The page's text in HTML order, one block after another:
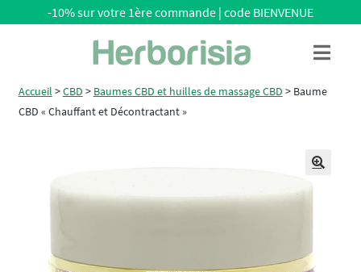
navigation
-10% sur votre 1ère commande | code BIENVENUE
Menu
Accueil >CBD > Baumes CBD et huilles de massage CBD > Baume
CBD « Chauffant et Décontractant »
🔍